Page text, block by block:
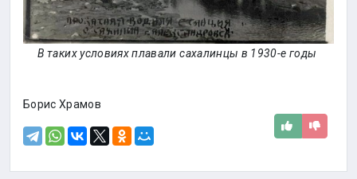
В таких условиях плавали сахалинцы в 1930-е годы
Борис Храмов